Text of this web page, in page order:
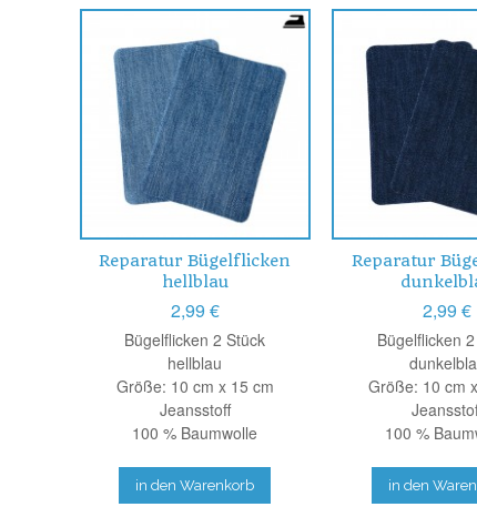
Reparatur Bügelflicken
hellblau
2,99 €
Bügelflicken 2 Stück
hellblau
Größe: 10 cm x 15 cm
Jeansstoff
100 % Baumwolle
in den Warenkorb
Reparatur
2,99 €
Bügelflicken
Größe: 10 cm
100 %
in den